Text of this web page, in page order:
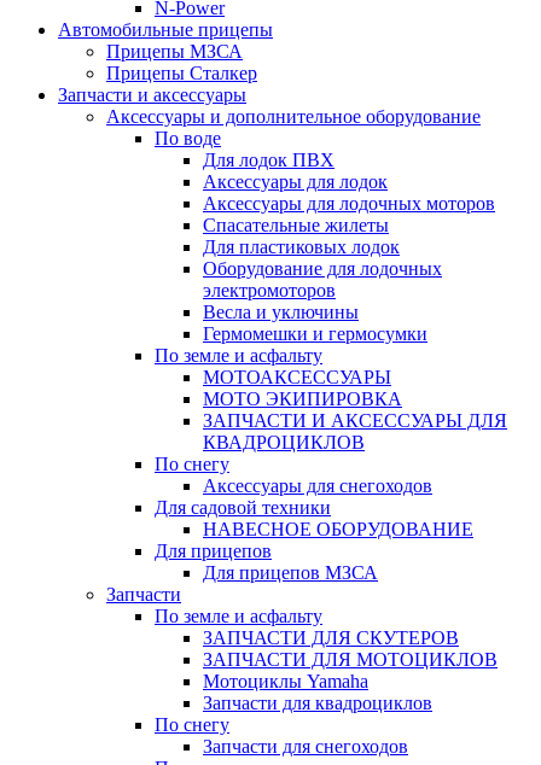
N-Power
Автомобильные прицепы
Прицепы МЗСА
Прицепы Сталкер
Запчасти и аксессуары
Аксессуары и дополнительное оборудование
По воде
Для лодок ПВХ
Аксессуары для лодок
Аксессуары для лодочных моторов
Спасательные жилеты
Для пластиковых лодок
Оборудование для лодочных
электромоторов
Весла и уключины
Гермомешки и гермосумки
По земле и асфальту
МОТОАКСЕССУАРЫ
МОТО ЭКИПИРОВКА
ЗАПЧАСТИ И АКСЕССУАРЫ ДЛЯ
КВАДРОЦИКЛОВ
По снегу
Аксессуары для снегоходов
Для садовой техники
НАВЕСНОЕ ОБОРУДОВАНИЕ
Для прицепов
Для прицепов МЗСА
Запчасти
По земле и асфальту
ЗАПЧАСТИ ДЛЯ СКУТЕРОВ
ЗАПЧАСТИ ДЛЯ МОТОЦИКЛОВ
Мотоциклы Yamaha
Запчасти для квадроциклов
По снегу
Запчасти для снегоходов